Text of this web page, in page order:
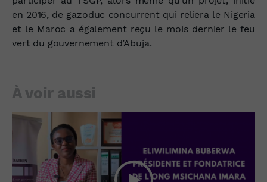
en 2016, de gazoduc concurrent qui reliera le Nigeria
et le Maroc a également reçu le mois dernier le feu
vert du gouvernement d’Abuja.
À voir aussi